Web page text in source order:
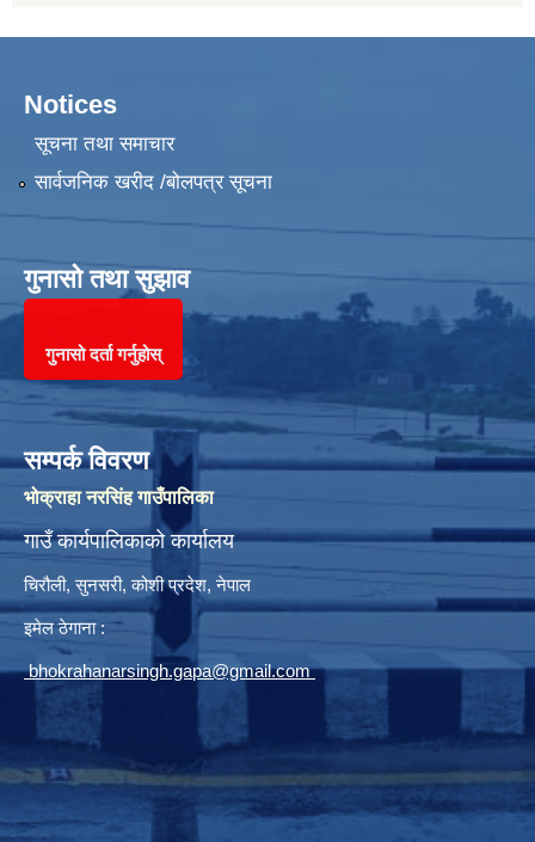
Notices
सूचना तथा समाचार
सार्वजनिक खरीद /बोलपत्र सूचना
गुनासो तथा सुझाव
गुनासो दर्ता गर्नुहोस्
सम्पर्क विवरण
भोक्राहा नरसिंह गाउँपालिका
गाउँ कार्यपालिकाको कार्यालय
चिरौली, सुनसरी, कोशी प्रदेश, नेपाल
इमेल ठेगाना :
bhokrahanarsingh.gapa@gmail.com